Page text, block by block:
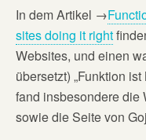
In dem Artikel →
sites doing it right
Websites, und einen
übersetzt) „Funktion
fand insbesondere die
sowie die Seite von